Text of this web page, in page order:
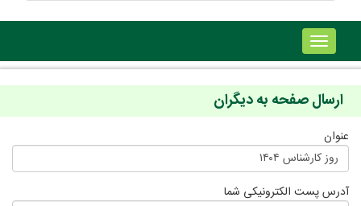
!!!b۱!!!
ارسال صفحه به دیگران
عنوان
روز کارشناس ۱۴۰۴
آدرس پست الکترونیکی شما